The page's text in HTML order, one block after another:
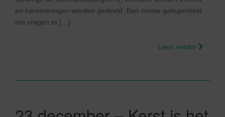
en herinneringen worden gedeeld. Een mooie gelegenheid
om vragen te […]
Lees verder